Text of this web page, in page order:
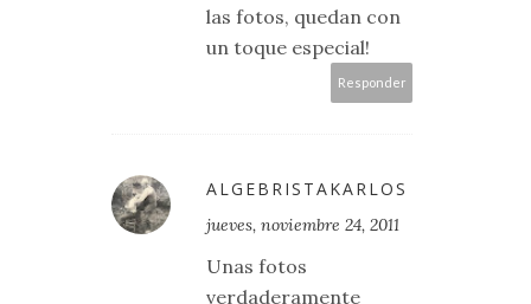
las fotos, quedan con
un toque especial!
Responder
ALGEBRISTAKARLOS
jueves, noviembre 24, 2011
Unas fotos
verdaderamente